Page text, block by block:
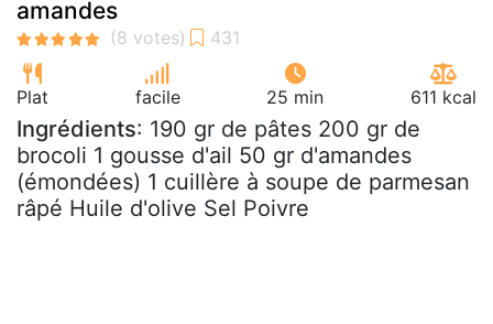
amandes
Plat facile 25 min 611 kcal
Ingrédients: 190 gr de pâtes 200 gr de
brocoli 1 gousse d'ail 50 gr d'amandes
(émondées) 1 cuillère à soupe de parmesan
râpé Huile d'olive Sel Poivre